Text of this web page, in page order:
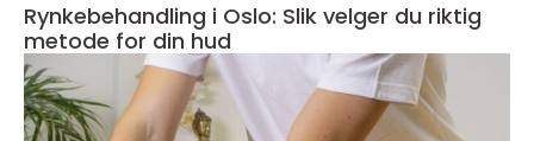
Rynkebehandling i Oslo: Slik velger du riktig
metode for din hud